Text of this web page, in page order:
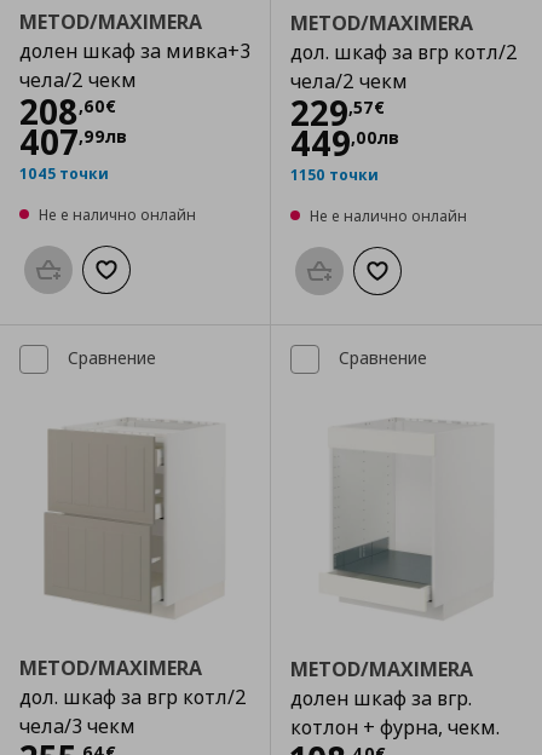
METOD/MAXIMERA
долен шкаф за мивка+3
чела/2 чекм
208,60€
Цена
407,99лв
1045 точки
Не е налично онлайн
Προσθήκη στο καλάθι
Добави към списъка с любими
METOD/MAXIMERA
дол. шкаф за вгр котл/2
чела/2 чекм
229,57€
Цена
449,00лв
1150 точки
Не е налично онлайн
Προσθήκη στο καλάθι
Добави към
Сравнение
METOD/MAXIMERA
дол. шкаф за вгр котл/2
чела/3 чекм
Сравнение
METOD/MAXIMERA
долен шкаф за вгр.
котлон + фурна, чекм.